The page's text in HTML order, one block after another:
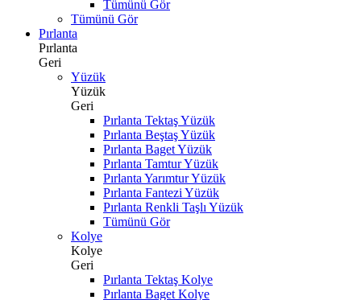
Tümünü Gör
Tümünü Gör
Pırlanta
Pırlanta
Geri
Yüzük
Yüzük
Geri
Pırlanta Tektaş Yüzük
Pırlanta Beştaş Yüzük
Pırlanta Baget Yüzük
Pırlanta Tamtur Yüzük
Pırlanta Yarımtur Yüzük
Pırlanta Fantezi Yüzük
Pırlanta Renkli Taşlı Yüzük
Tümünü Gör
Kolye
Kolye
Geri
Pırlanta Tektaş Kolye
Pırlanta Baget Kolye